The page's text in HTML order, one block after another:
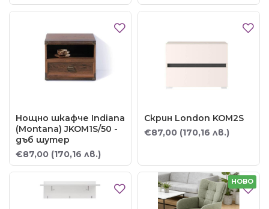
Нощно шкафче Indiana
(Montana) JKOM1S/50 -
дъб шутер
€87,00 (170,16 лв.)
Скрин London KOM2S
€87,00 (170,16 лв.)
НОВО